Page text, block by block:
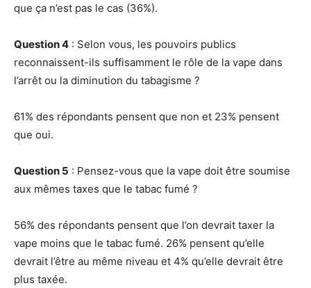
que ça n’est pas le cas (36%).
Question 4 : Selon vous, les pouvoirs publics
reconnaissent-ils suffisamment le rôle de la vape dans
l’arrêt ou la diminution du tabagisme ?
61% des répondants pensent que non et 23% pensent
que oui.
Question 5 : Pensez-vous que la vape doit être soumise
aux mêmes taxes que le tabac fumé ?
56% des répondants pensent que l’on devrait taxer la
vape moins que le tabac fumé. 26% pensent qu’elle
devrait l’être au même niveau et 4% qu’elle devrait être
plus taxée.